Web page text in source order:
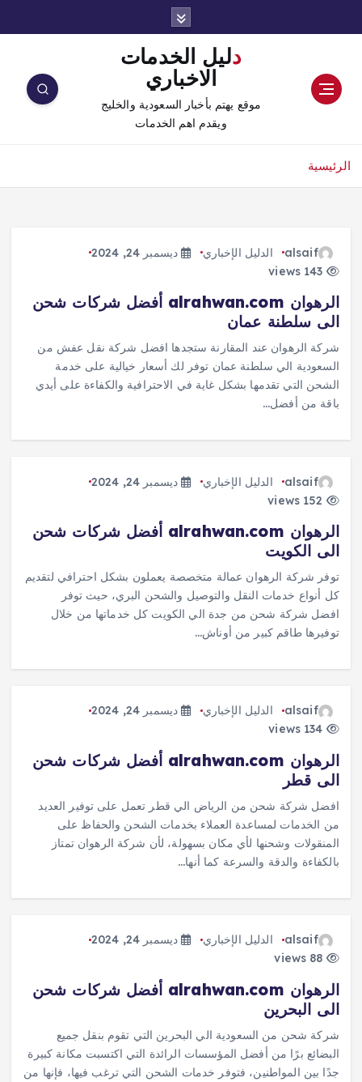
دليل الخدمات
الاخباري
موقع يهتم بأخبار السعودية والخليج
ويقدم اهم الخدمات
الرئيسية
alsaif الدليل الإخباري
ديسمبر 24, 2024
الرهوان alrahwan.com أفضل شركات شحن
الى سلطنة عمان
شركة الرهوان عند المقارنة ستجدها افضل شركة نقل عفش من
السعودية الي سلطنة عمان توفر لك أسعار خيالية على خدمة
الشحن التي تقدمها بشكل غاية في الاحترافية والكفاءة على أيدي
باقة من أفضل…
alsaif الدليل الإخباري
ديسمبر 24, 2024
الرهوان alrahwan.com أفضل شركات شحن
الى الكويت
توفر شركة الرهوان عمالة متخصصة يعملون بشكل احترافي لتقديم
كل أنواع خدمات النقل والتوصيل والشحن البري، حيث توفر
افضل شركة شحن من جدة الي الكويت كل خدماتها من خلال
توفيرها طاقم كبير من أوناش…
alsaif الدليل الإخباري
ديسمبر 24, 2024
الرهوان alrahwan.com أفضل شركات شحن
الى قطر
افضل شركة شحن من الرياض الي قطر تعمل على توفير العديد
من الخدمات لمساعدة العملاء بخدمات الشحن والحفاظ على
المنقولات وشحنها لأي مكان بسهولة، لأن شركة الرهوان تمتاز
بالكفاءة والدقة والسرعة كما أنها…
alsaif الدليل الإخباري
ديسمبر 24, 2024
الرهوان alrahwan.com أفضل شركات شحن
الى البحرين
شركة شحن من السعودية الي البحرين التي تقوم بنقل جميع
البضائع برًا من أفضل المؤسسات الرائدة التي اكتسبت مكانة كبيرة
جدًا بين المواطنين، فتوفر خدمات الشحن التي ترغب فيها، فإنها من